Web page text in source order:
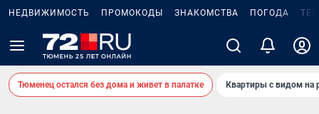
НЕДВИЖИМОСТЬ ПРОМОКОДЫ ЗНАКОМСТВА ПОГОДА
Тюменец остался без дома и живет в палатке Квартиры с видом на